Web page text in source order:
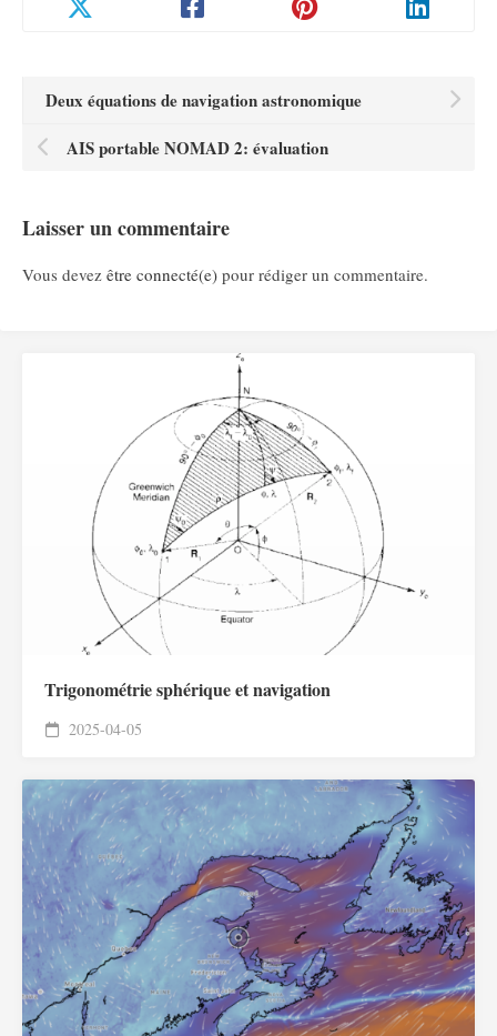
Deux équations de navigation astronomique
AIS portable NOMAD 2: évaluation
Laisser un commentaire
Vous devez être connecté(e) pour rédiger un commentaire.
Trigonométrie sphérique et navigation
2025-04-05